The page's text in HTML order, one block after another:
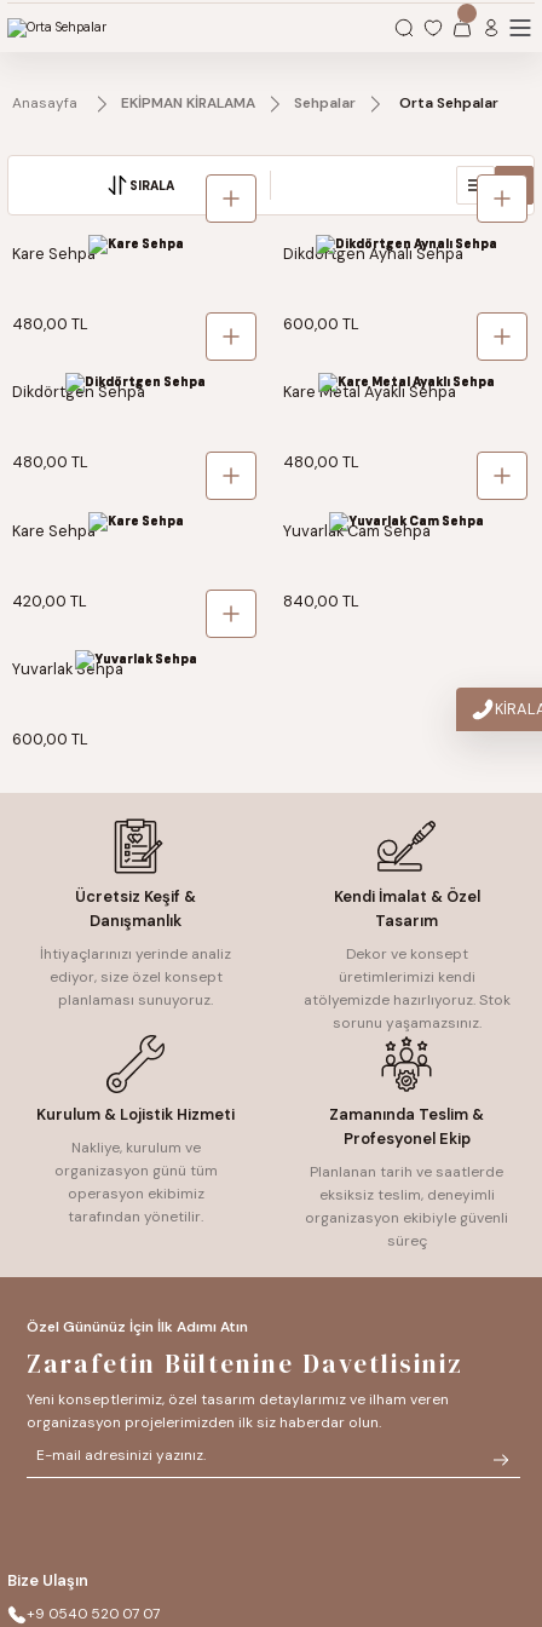
Organizasyonlarınız için tüm ihtiyaçlarınız burada.
Anasayfa EKİPMAN KİRALAMA Sehpalar Orta Sehpalar
SIRALA
Kare Sehpa
480,00 TL
Dikdörtgen Aynalı Sehpa
600,00 TL
Dikdörtgen Sehpa
480,00 TL
Kare Metal Ayaklı Sehpa
480,00 TL
Kare Sehpa
420,00 TL
Yuvarlak Cam Sehpa
840,00 TL
Yuvarlak Sehpa
600,00 TL
Ücretsiz Keşif &
Danışmanlık
İhtiyaçlarınızı yerinde analiz
ediyor, size özel konsept
planlaması sunuyoruz.
Kendi İmalat & Özel
Tasarım
Dekor ve konsept
üretimlerimizi kendi
atölyemizde hazırlıyoruz. Stok
sorunu yaşamazsınız.
Kurulum & Lojistik Hizmeti
Nakliye, kurulum ve
organizasyon günü tüm
operasyon ekibimiz
tarafından yönetilir.
Zamanında Teslim &
Profesyonel Ekip
Planlanan tarih ve saatlerde
eksiksiz teslim, deneyimli
organizasyon ekibiyle güvenli
süreç
Bize Ulaşın
+9 0540 520 07 07
Özel Gününüz İçin İlk Adımı Atın
Zarafetin Bültenine Davetlisiniz
Yeni konseptlerimiz, özel tasarım detaylarımız ve ilham veren
organizasyon projelerimizden ilk siz haberdar olun.